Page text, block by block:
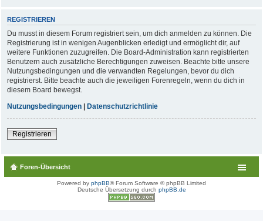
REGISTRIEREN
Du musst in diesem Forum registriert sein, um dich anmelden zu können. Die
Registrierung ist in wenigen Augenblicken erledigt und ermöglicht dir, auf
weitere Funktionen zuzugreifen. Die Board-Administration kann registrierten
Benutzern auch zusätzliche Berechtigungen zuweisen. Beachte bitte unsere
Nutzungsbedingungen und die verwandten Regelungen, bevor du dich
registrierst. Bitte beachte auch die jeweiligen Forenregeln, wenn du dich in
diesem Board bewegst.
Nutzungsbedingungen | Datenschutzrichtlinie
Registrieren
Foren-Übersicht
Powered by phpBB® Forum Software © phpBB Limited
Deutsche Übersetzung durch phpBB.de